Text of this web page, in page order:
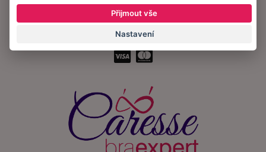
Přijímáme platby:
Přijmout vše
Nastavení